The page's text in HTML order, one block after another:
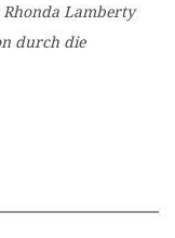
Rhonda Lamberty
durch die